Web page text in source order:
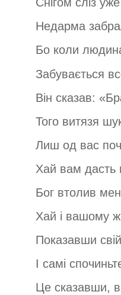
Недарма
Бо коли
Забувається
Він сказав:
Того витязя
Лиш од вас
Хай вам дасть
Бог втолив
Хай і вашому ж
Показавши
І самі
Це сказавши,